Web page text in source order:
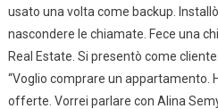
usato una volta come backup.
nascondere le chiamate. Fece una
Real Estate. Si presentò come cliente.
“Voglio comprare un appartamento.
offerte. Vorrei parlare con Alina